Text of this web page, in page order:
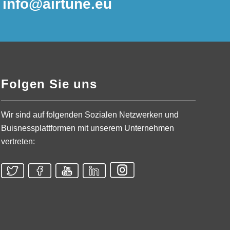
info@airtune.eu
Folgen Sie uns
Wir sind auf folgenden Sozialen Netzwerken und
Buisnessplattformen mit unserem Unternehmen
vertreten: